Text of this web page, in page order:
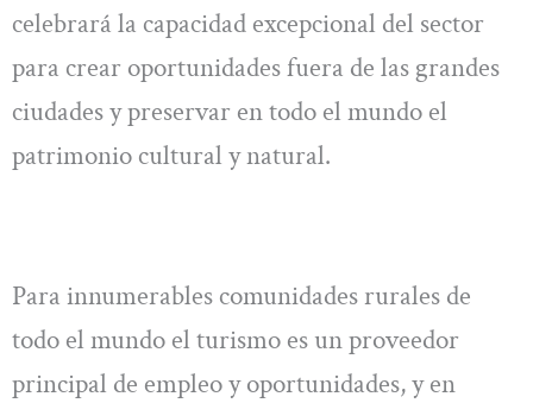
celebrará la capacidad excepcional del sector
para crear oportunidades fuera de las grandes
ciudades y preservar en todo el mundo el
patrimonio cultural y natural.
Para innumerables comunidades rurales de
todo el mundo el turismo es un proveedor
principal de empleo y oportunidades, y en